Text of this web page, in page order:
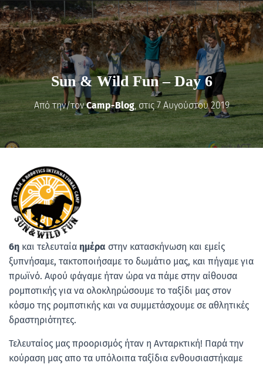
Sun & Wild Fun – Day 6
Από την/τονCamp-Blog, στις7 Αυγούστου 2019
6η και τελευταία ημέρα στην κατασκήνωση και εμείς
ξυπνήσαμε, τακτοποιήσαμε το δωμάτιο μας, και πήγαμε για
πρωϊνό. Αφού φάγαμε ήταν ώρα να πάμε στην αίθουσα
ρομποτικής για να ολοκληρώσουμε το ταξίδι μας στον
κόσμο της ρομποτικής και να συμμετάσχουμε σε αθλητικές
δραστηριότητες.
Τελευταίος μας προορισμός ήταν η Ανταρκτική! Παρά την
κούραση μας απο τα υπόλοιπα ταξίδια ενθουσιαστήκαμε